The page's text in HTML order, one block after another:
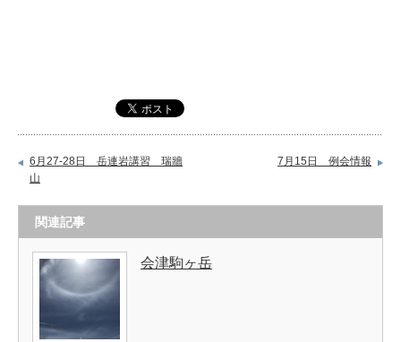
6月27-28日 岳連岩講習 瑞牆
山
7月15日 例会情報
関連記事
会津駒ヶ岳